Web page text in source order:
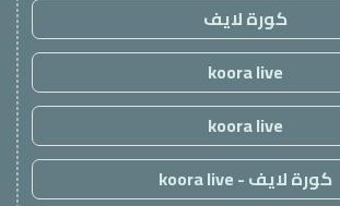
كورة لايف
koora live
koora live
كورة لايف - koora live